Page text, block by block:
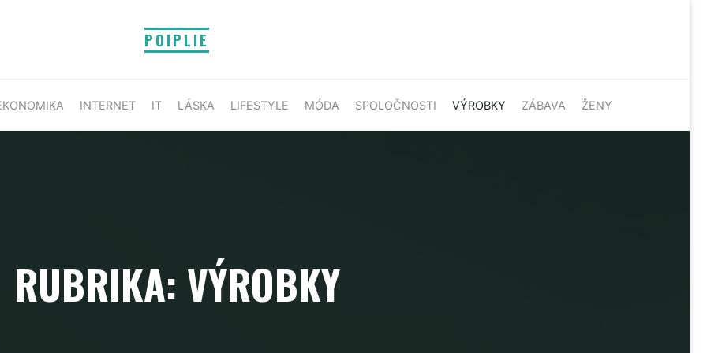
POIPLIE
INTERNET IT LÁSKA LIFESTYLE MÓDA SPOLOČNOSTI VÝROBKY ZÁBAVA ŽENY
RUBRIKA: VÝROBKY